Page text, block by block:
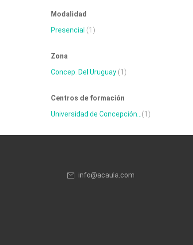
Modalidad
Presencial (1)
Zona
Concep. Del Uruguay (1)
Centros de formación
Universidad de Concepción... (1)
info@acaula.com